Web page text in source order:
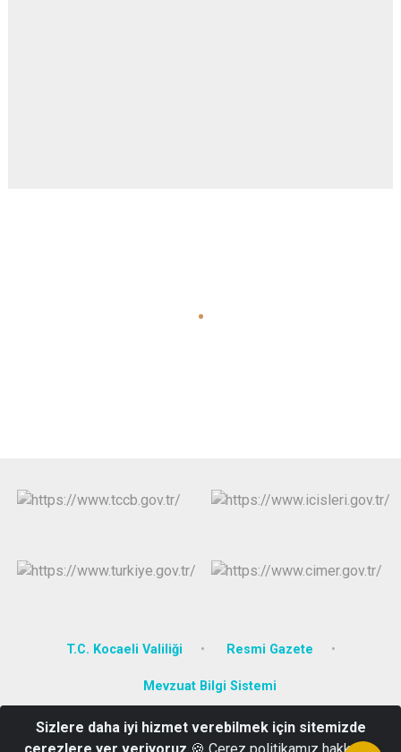
T.C. Kocaeli Valiliği Resmi Gazete
Mevzuat Bilgi Sistemi
Bağlarbaşı Mahallesi Özbay Sokak No. 40 , 41700 Darıca/Kocaeli
Sizlere daha iyi hizmet verebilmek için sitemizde